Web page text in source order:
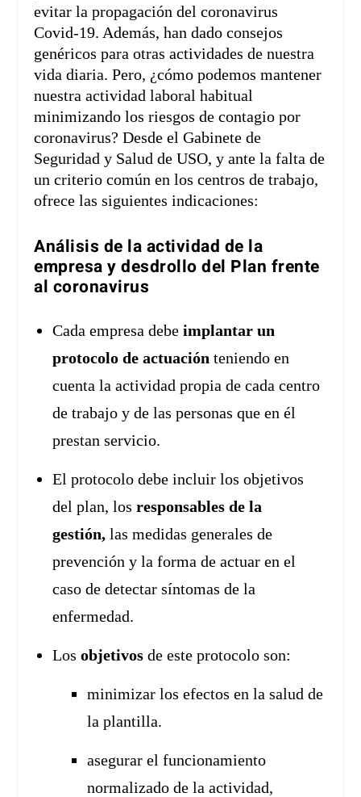
evitar la propagación del coronavirus
Covid-19. Además, han dado consejos
genéricos para otras actividades de nuestra
vida diaria. Pero, ¿cómo podemos mantener
nuestra actividad laboral habitual
minimizando los riesgos de contagio por
coronavirus? Desde el Gabinete de
Seguridad y Salud de USO, y ante la falta de
un criterio común en los centros de trabajo,
ofrece las siguientes indicaciones:
Análisis de la actividad de la
empresa y desdrollo del Plan frente
al coronavirus
Cada empresa debeimplantar un
protocolo de actuación teniendo en
cuenta la actividad propia de cada centro
de trabajo y de las personas que en él
prestan servicio.
El protocolo debe incluir los objetivos
del plan, losresponsables de la
gestión, las medidas generales de
prevención y la forma de actuar en el
caso de detectar síntomas de la
enfermedad.
Losobjetivos de este protocolo son:
minimizar los efectos en la salud de
la plantilla.
asegurar el funcionamiento
normalizado de la actividad,